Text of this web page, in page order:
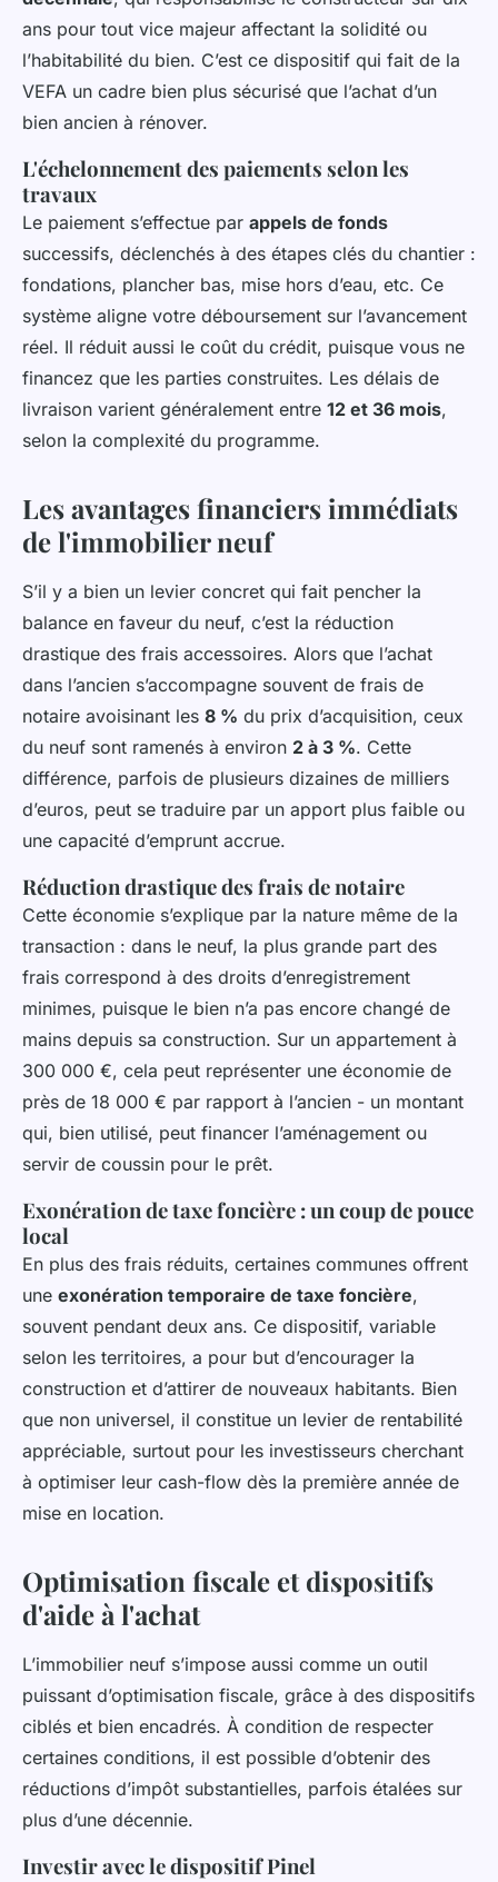
ans pour tout vice majeur affectant la solidité ou
l’habitabilité du bien. C’est ce dispositif qui fait de la
VEFA un cadre bien plus sécurisé que l’achat d’un
bien ancien à rénover.
L'échelonnement des paiements selon les
travaux
Le paiement s’effectue par appels de fonds
successifs, déclenchés à des étapes clés du chantier :
fondations, plancher bas, mise hors d’eau, etc. Ce
système aligne votre déboursement sur l’avancement
réel. Il réduit aussi le coût du crédit, puisque vous ne
financez que les parties construites. Les délais de
livraison varient généralement entre 12 et 36 mois,
selon la complexité du programme.
Les avantages financiers immédiats
de l'immobilier neuf
S’il y a bien un levier concret qui fait pencher la
balance en faveur du neuf, c’est la réduction
drastique des frais accessoires. Alors que l’achat
dans l’ancien s’accompagne souvent de frais de
notaire avoisinant les 8 % du prix d’acquisition, ceux
du neuf sont ramenés à environ 2 à 3 %. Cette
différence, parfois de plusieurs dizaines de milliers
d’euros, peut se traduire par un apport plus faible ou
une capacité d’emprunt accrue.
Réduction drastique des frais de notaire
Cette économie s’explique par la nature même de la
transaction : dans le neuf, la plus grande part des
frais correspond à des droits d’enregistrement
minimes, puisque le bien n’a pas encore changé de
mains depuis sa construction. Sur un appartement à
300 000 €, cela peut représenter une économie de
près de 18 000 € par rapport à l’ancien - un montant
qui, bien utilisé, peut financer l’aménagement ou
servir de coussin pour le prêt.
Exonération de taxe foncière : un coup de pouce
local
En plus des frais réduits, certaines communes offrent
une exonération temporaire de taxe foncière,
souvent pendant deux ans. Ce dispositif, variable
selon les territoires, a pour but d’encourager la
construction et d’attirer de nouveaux habitants. Bien
que non universel, il constitue un levier de rentabilité
appréciable, surtout pour les investisseurs cherchant
à optimiser leur cash-flow dès la première année de
mise en location.
Optimisation fiscale et dispositifs
d'aide à l'achat
L’immobilier neuf s’impose aussi comme un outil
puissant d’optimisation fiscale, grâce à des dispositifs
ciblés et bien encadrés. À condition de respecter
certaines conditions, il est possible d’obtenir des
réductions d’impôt substantielles, parfois étalées sur
plus d’une décennie.
Investir avec le dispositif Pinel